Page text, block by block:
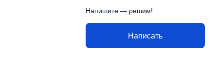
Напишите — решим!
Написать